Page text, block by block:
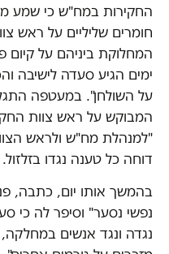
החקירות במח"ש כי שמע
חומרים שליליים על ראש
המחלוקת ביניהם על קיום
ימים הגיע סעדה לישיבה
על השולחן". במעטפה
המבוקש על ראש צוות
"למנהלת מח"ש ולראש
דוחה כל טענה נגדו בזלזול.
בהמשך אותו יום, כתבה,
נפשי נסער" וסיפר לה כי
נגדה ונגד אנשים